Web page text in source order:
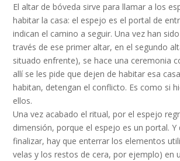
El altar de bóveda sirve para llamar a los
habitar la casa: el espejo es el portal de
indican el camino a seguir. Una vez han
través de ese primer altar, en el segundo
situado enfrente), se hace una ceremonia
allí se les pide que dejen de habitar esa
habitan, detengan el conflicto. Es como si
ellos.
Una vez acabado el ritual, por el espejo
dimensión, porque el espejo es un portal. Y
finalizar, hay que enterrar los elementos
velas y los restos de cera, por ejemplo) en